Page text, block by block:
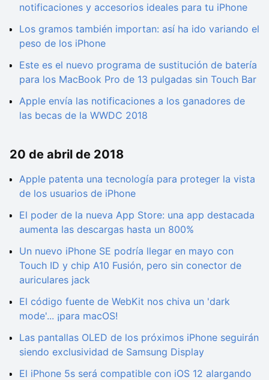
notificaciones y accesorios ideales para tu iPhone
Los gramos también importan: así ha ido variando el
peso de los iPhone
Este es el nuevo programa de sustitución de batería
para los MacBook Pro de 13 pulgadas sin Touch Bar
Apple envía las notificaciones a los ganadores de
las becas de la WWDC 2018
20 de abril de 2018
Apple patenta una tecnología para proteger la vista
de los usuarios de iPhone
El poder de la nueva App Store: una app destacada
aumenta las descargas hasta un 800%
Un nuevo iPhone SE podría llegar en mayo con
Touch ID y chip A10 Fusión, pero sin conector de
auriculares jack
El código fuente de WebKit nos chiva un 'dark
mode'... ¡para macOS!
Las pantallas OLED de los próximos iPhone seguirán
siendo exclusividad de Samsung Display
El iPhone 5s será compatible con iOS 12 alargando